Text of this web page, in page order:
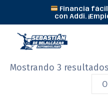
Financia
con Addi.
Mostrando 3 resultados